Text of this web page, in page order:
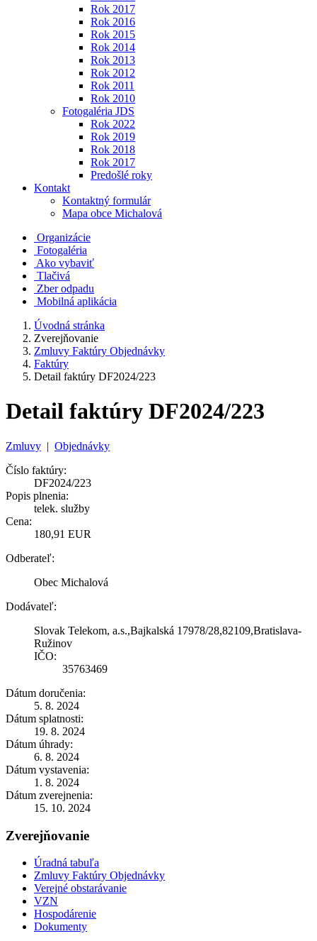
Rok 2017
Rok 2016
Rok 2015
Rok 2014
Rok 2013
Rok 2012
Rok 2011
Rok 2010
Fotogaléria JDS
Rok 2022
Rok 2019
Rok 2018
Rok 2017
Predošlé roky
Kontakt
Kontaktný formulár
Mapa obce Michalová
Organizácie
Fotogaléria
Ako vybaviť
Tlačivá
Zber odpadu
Mobilná aplikácia
Úvodná stránka
Zverejňovanie
Zmluvy Faktúry Objednávky
Faktúry
Detail faktúry DF2024/223
Detail faktúry DF2024/223
Zmluvy | Objednávky
Číslo faktúry:
DF2024/223
Popis plnenia:
telek. služby
Cena:
180,91 EUR
Odberateľ:
Obec Michalová
Dodávateľ:
Slovak Telekom, a.s.,Bajkalská 17978/28,82109,Bratislava-
Ružinov
IČO:
35763469
Dátum doručenia:
5. 8. 2024
Dátum splatnosti:
19. 8. 2024
Dátum úhrady:
6. 8. 2024
Dátum vystavenia:
1. 8. 2024
Dátum zverejnenia:
15. 10. 2024
Zverejňovanie
Úradná tabuľa
Zmluvy Faktúry Objednávky
Verejné obstarávanie
VZN
Hospodárenie
Dokumenty